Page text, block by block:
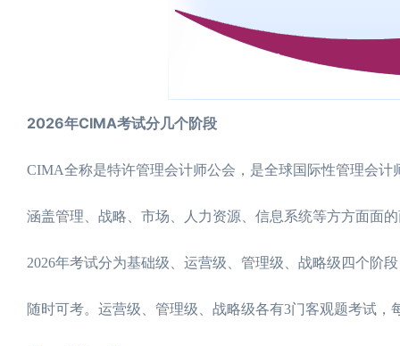
2026年CIMA考试分几个阶段
CIMA全称是特许管理会计师公会，是全球国际性管理会
涵盖管理、战略、市场、人力资源、信息系统等方方面面
2026年考试分为基础级、运营级、管理级、战略级四个阶
随时可考。运营级、管理级、战略级各有3门客观题考试